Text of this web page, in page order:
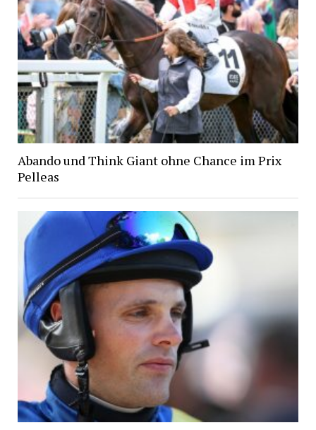
Abando und Think Giant ohne Chance im Prix
Pelleas